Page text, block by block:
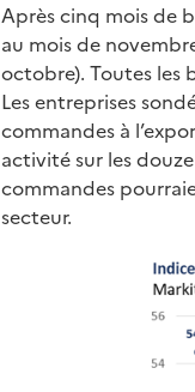
Après cinq mois de
au mois de
octobre). Toutes les
Les entreprises
commandes à
activité sur les
commandes
secteur.